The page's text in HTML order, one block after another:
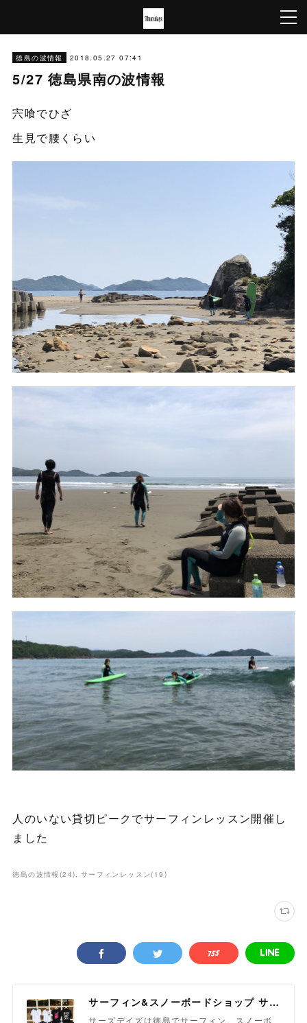
徳島の波情報 2018.05.27 07:41
5/27 徳島県南の波情報
宍喰でひざ
生見で腰くらい
人のいない貸切ピークでサーフィンレッスン開催し
ました
徳島の波情報 (24) サーフィンレッスン( 19 )
サーフィン&スノーボードショップ サーズデイズ徳島
サーズデイズは徳島でサーフィン、スノーボ